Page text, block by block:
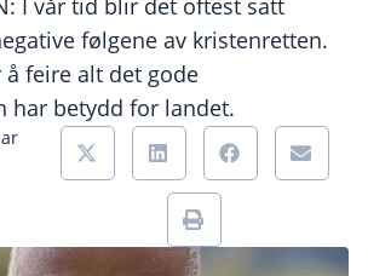
I vår tid blir det oftest satt
følgene av kristenretten.
feire alt det gode
har betydd for landet.